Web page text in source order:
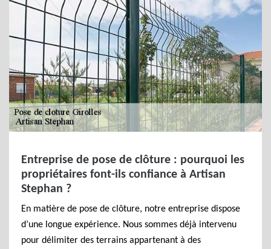
Entreprise de pose de clôture : pourquoi les
propriétaires font-ils confiance à Artisan
Stephan ?
En matière de pose de clôture, notre entreprise dispose
d’une longue expérience. Nous sommes déjà intervenu
pour délimiter des terrains appartenant à des